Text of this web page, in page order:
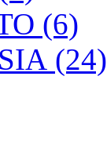
(6)
(24)